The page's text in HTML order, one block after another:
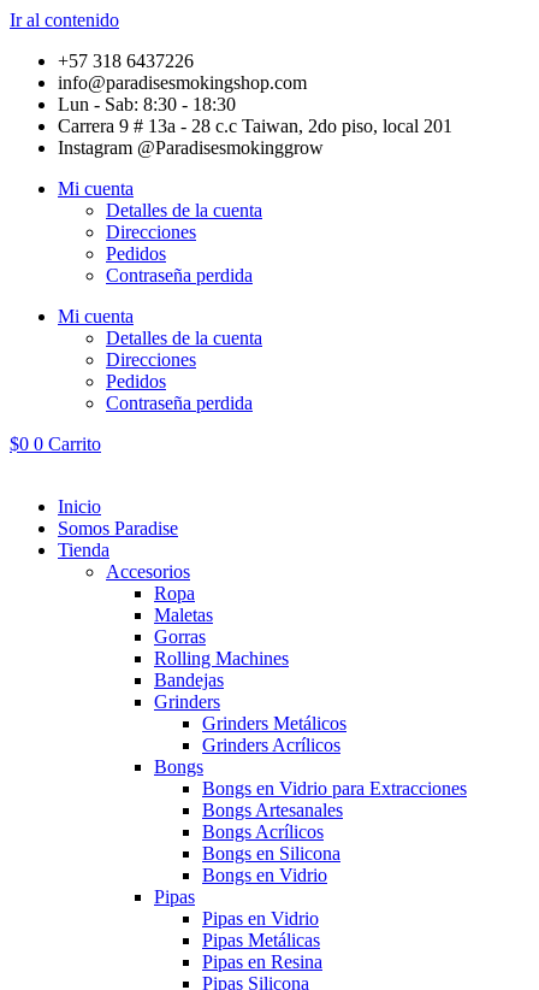
Ir al contenido
+57 318 6437226
info@paradisesmokingshop.com
Lun - Sab: 8:30 - 18:30
Carrera 9 # 13a - 28 c.c Taiwan, 2do piso, local 201
Instagram @Paradisesmokinggrow
Mi cuenta
Detalles de la cuenta
Direcciones
Pedidos
Contraseña perdida
Mi cuenta
Detalles de la cuenta
Direcciones
Pedidos
Contraseña perdida
$0 0 Carrito
Inicio
Somos Paradise
Tienda
Accesorios
Ropa
Maletas
Gorras
Rolling Machines
Bandejas
Grinders
Grinders Metálicos
Grinders Acrílicos
Bongs
Bongs en Vidrio para Extracciones
Bongs Artesanales
Bongs Acrílicos
Bongs en Silicona
Bongs en Vidrio
Pipas
Pipas en Vidrio
Pipas Metálicas
Pipas en Resina
Pipas Silicona